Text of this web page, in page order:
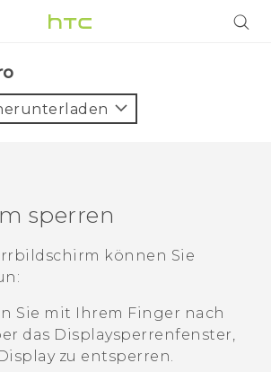
Zubehör
sperren
können Sie
Sie mit Ihrem Finger nach
das Displaysperrenfenster,
zu entsperren.